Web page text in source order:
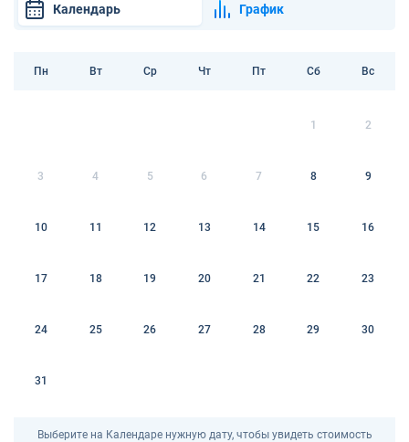
Календарь График
Пн Вт Ср Чт Пт Сб Вс
1 2
3 4 5 6 7 8 9
10 11 12 13 14 15 16
17 18 19 20 21 22 23
24 25 26 27 28 29 30
31
Выберите на Календаре нужную дату, чтобы увидеть стоимость